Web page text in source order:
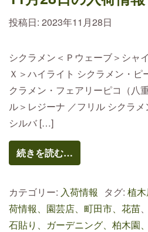
投稿日: 2023年11月28日
シクラメン＜Ｐウェーブ＞シャ
Ｘ＞ハイライト シクラメン・
クラメン・フェアリーピコ（八
ル＞レジーナ ／フリル シクラ
シルバ […]
続きを読む…
カテゴリー: 入荷情報 タグ: 植
荷情報、園芸店、町田市、花苗、
石貼り、ガーデニング、柏木園